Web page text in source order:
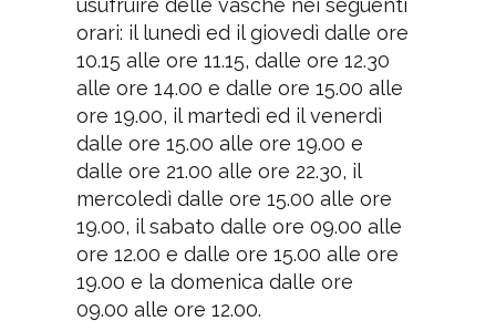
usufruire delle vasche nei seguenti
orari: il lunedì ed il giovedì dalle ore
10.15 alle ore 11.15, dalle ore 12.30
alle ore 14.00 e dalle ore 15.00 alle
ore 19.00, il martedì ed il venerdì
dalle ore 15.00 alle ore 19.00 e
dalle ore 21.00 alle ore 22.30, il
mercoledì dalle ore 15.00 alle ore
19.00, il sabato dalle ore 09.00 alle
ore 12.00 e dalle ore 15.00 alle ore
19.00 e la domenica dalle ore
09.00 alle ore 12.00.